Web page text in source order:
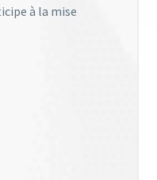
à la mise